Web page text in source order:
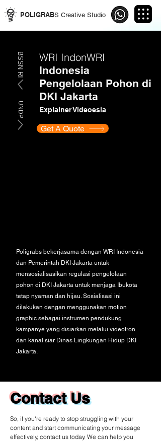
POLIGRABS Creative Studio
WRI IndonWRI
Indonesia
Pengelolaan Pohon di
DKI Jakarta
Explainer Videoesia
BSSN RI
Get A Quote
UNDP
Poligrabs bekerjasama dengan WRI Indonesia
dan Pemerintah DKI Jakarta untuk
mensosialisasikan regulasi pengelolaan
pohon di DKI Jakarta untuk menjaga Ibukota
tetap nyaman dan hijau. Sosialisasi ini
dilakukan dengan menggunakan motion
graphic sebagai instrumen pendukung
kampanye yang disiarkan melalui videotron
dan kanal siar Dinas Lingkungan Hidup DKI
Jakarta.
Contact Us
So, if you're ready to stop struggling with your
content and start communicating your message
effectively, contact us today. We can help you